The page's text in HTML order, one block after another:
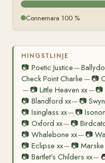
Connemara 100 %
HINGSTLINJE
📷 Poetic Justice—
Check Point Charlie — 📷
— 📷Little Heaven xx—📷
📷 Blandford xx— 📷
📷 Isinglass xx— 📷
📷 Oxford xx— 📷
📷 Whalebone xx— 📷
📷 Eclipse xx— 📷
📷 Bartlet's Childers xx—